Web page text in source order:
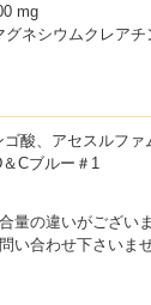
mg
ネシウムクレアチ
酸、アセスルフ
Cブルー＃1
量の違いがございま
い合わせ下さいませ